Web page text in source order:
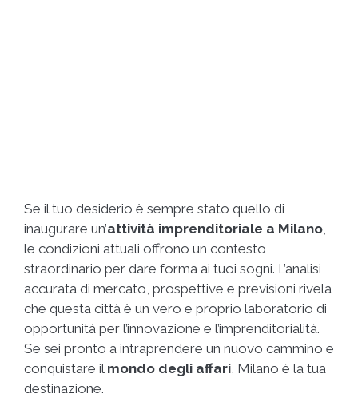
Se il tuo desiderio è sempre stato quello di
inaugurare un’attività imprenditoriale a Milano
le condizioni attuali offrono un contesto
straordinario per dare forma ai tuoi sogni. L’analisi
accurata di mercato, prospettive e previsioni rivela
che questa città è un vero e proprio laboratorio di
opportunità per l’innovazione e l’imprenditorialità.
Se sei pronto a intraprendere un nuovo cammino e
conquistare il mondo degli affari , Milano è la tua
destinazione.